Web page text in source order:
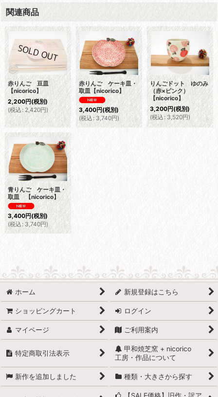
関連商品
赤りんご 豆皿
【nicorico】
2,200円(税別)
(税込: 2,420円)
赤りんご ケーキ皿・
取皿【nicorico】
3,400円(税別)
(税込: 3,740円)
りんごドット ゆのみ
（赤×ピンク）
【nicorico】
3,200円(税別)
(税込: 3,520円)
青りんご ケーキ皿・
取皿 【nicorico】
3,400円(税別)
(税込: 3,740円)
ホーム 新規登録はこちら
ショッピングカート ログイン
マイページ ご利用案内
特定商取引法表示
甲和焼芝窯 + nicorico
工房・作品について
新作を追加しました 種類・大きさから探す
【SALE価格】旧作・訳ア